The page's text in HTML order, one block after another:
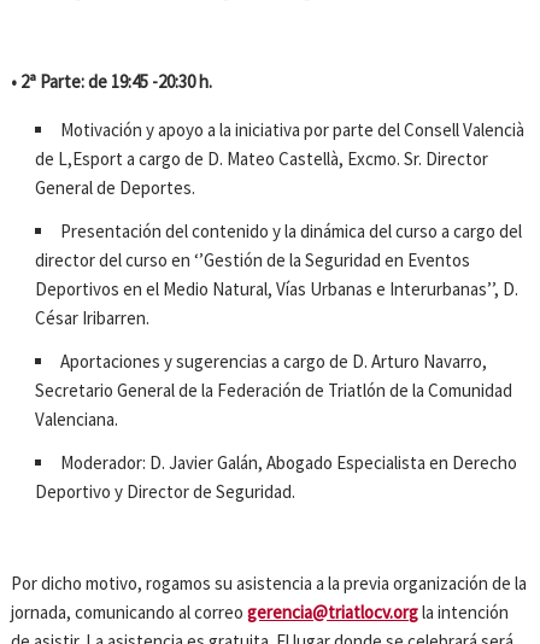
• 2ª Parte: de 19:45 -20:30 h.
Motivación y apoyo a la iniciativa por parte del Consell Valencià
de L,Esport a cargo de D. Mateo Castellà, Excmo. Sr. Director
General de Deportes.
Presentación del contenido y la dinámica del curso a cargo del
director del curso en ‘’Gestión de la Seguridad en Eventos
Deportivos en el Medio Natural, Vías Urbanas e Interurbanas’’, D.
César Iribarren.
Aportaciones y sugerencias a cargo de D. Arturo Navarro,
Secretario General de la Federación de Triatlón de la Comunidad
Valenciana.
Moderador: D. Javier Galán, Abogado Especialista en Derecho
Deportivo y Director de Seguridad.
Por dicho motivo, rogamos su asistencia a la previa organización de la
jornada, comunicando al correogerencia@triatlocv.orgla intención